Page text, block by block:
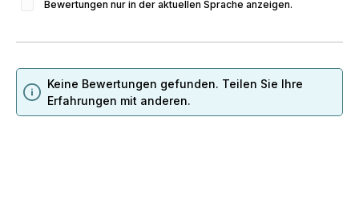
Bewertungen nur in der aktuellen Sprache anzeigen.
Keine Bewertungen gefunden. Teilen Sie Ihre
Erfahrungen mit anderen.